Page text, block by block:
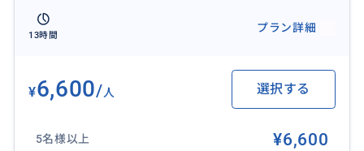
女神を祀る11層の塔が並び、神秘的な雰囲気が漂う美
しい寺院です。
岩壁に彫られた10基の巨大石墓が圧巻。棚田の絶景を
眺めながら300段の階段を下りた先に広がる、静寂の聖
【トゥグヌンガンの滝】
13時間
プラン詳細
¥6,600/人 選択する
5名様以上 ¥6,600